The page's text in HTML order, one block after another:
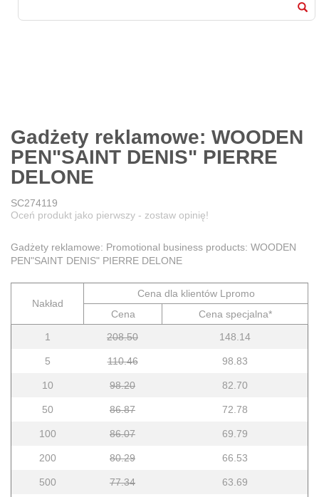
Gadżety reklamowe: WOODEN
PEN"SAINT DENIS" PIERRE
DELONE
SC274119
Oceń produkt jako pierwszy - zostaw opinię!
Gadżety reklamowe: Promotional business products: WOODEN
PEN"SAINT DENIS" PIERRE DELONE
Nakład
Cena dla klientów Lpromo
Cena
Cena specjalna*
1
208.50 148.14
5 110.46 98.83
10 98.20 82.70
50 86.87 72.78
100 86.07 69.79
200 80.29 66.53
500 77.34 63.69